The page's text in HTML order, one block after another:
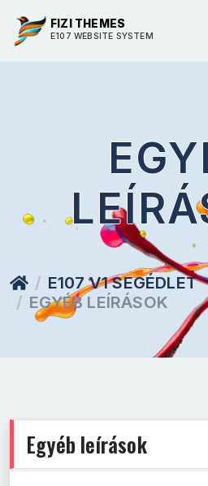
FIZI THEMES
E107 WEBSITE SYSTEM
E107 V1 SEGÉDLET
EGYÉB LEÍRÁSOK
Egyéb leírások